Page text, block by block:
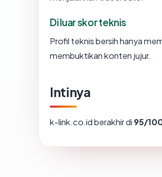
Di luar skor teknis
Profil teknis bersih hanya
membuktikan konten jujur.
Intinya
k-link.co.id berakhir di 95/